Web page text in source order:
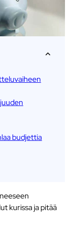
budjettia
kurissa ja pitää